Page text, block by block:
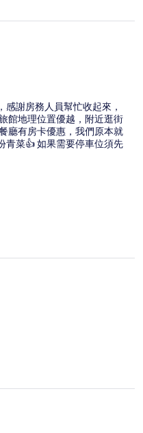
謝房務人員幫忙收起來，
館地理位置優越，附近逛街
廳有房卡優惠，我們原本就
青菜👍 如果需要停車位須先